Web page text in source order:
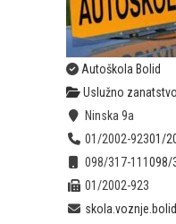
Autoškola Bolid
Uslužno zanatstvo
Ninska 9a
01/2002-92301/
098/317-111098/
01/2002-923